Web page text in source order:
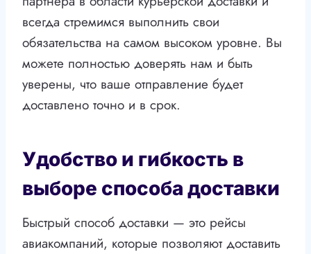
всегда стремимся выполнить свои
обязательства на самом высоком уровне. Вы
можете полностью доверять нам и быть
уверены, что ваше отправление будет
доставлено точно и в срок.
Удобство и гибкость в
выборе способа доставки
Быстрый способ доставки — это рейсы
авиакомпаний, которые позволяют доставить